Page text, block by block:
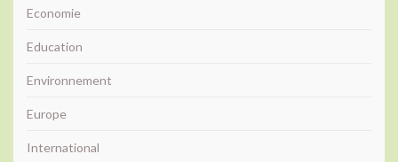
Economie
Education
Environnement
Europe
International